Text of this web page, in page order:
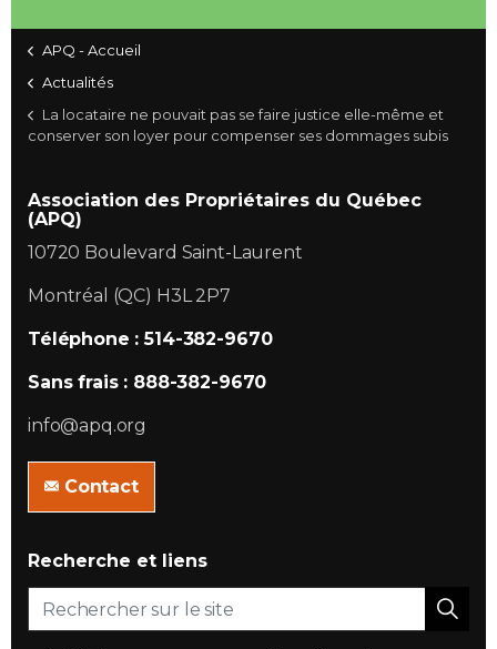
APQ - Accueil
Actualités
La locataire ne pouvait pas se faire justice elle-même et
conserver son loyer pour compenser ses dommages subis
Association des Propriétaires du Québec
(APQ)
10720 Boulevard Saint-Laurent
Montréal (QC) H3L 2P7
Téléphone : 514-382-9670
Sans frais : 888-382-9670
info@apq.org
Contact
Recherche et liens